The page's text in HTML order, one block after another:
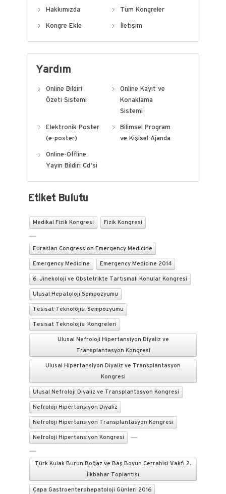
Hakkımızda Tüm Kongreler
Kongre Ekle İletişim
Yardım
Online Bildiri
Özeti Sistemi
Online Kayıt ve
Konaklama
Sistemi
Elektronik Poster
(e-poster)
Bilimsel Program
ve Kişisel Ajanda
Online-Offline
Yayın Bildiri Cd'si
Etiket Bulutu
Medikal Fizik Kongresi Fizik Kongresi
Eurasian Congress on Emergency Medicine
Emergency Medicine Emergency Medicine 2014
6. Jinekoloji ve Obstetrikte Tartışmalı Konular Kongresi
Ulusal Hepatoloji Sempozyumu
Tesisat Teknolojisi Sempozyumu
Tesisat Teknolojisi Kongreleri
Ulusal Nefroloji Hipertansiyon Diyaliz ve
Transplantasyon Kongresi
Ulusal Hipertansiyon Diyaliz ve Transplantasyon
Kongresi
Ulusal Nefroloji Diyaliz ve Transplantasyon Kongresi
Nefroloji Hipertansiyon Diyaliz
Nefroloji Hipertansiyon Transplantasyon Kongresi
Nefroloji Hipertansiyon Kongresi
Türk Kulak Burun Boğaz ve Baş Boyun Cerrahisi Vakfı 2.
İlkbahar Toplantısı
Çapa Gastroenterohepatoloji Günleri 2016